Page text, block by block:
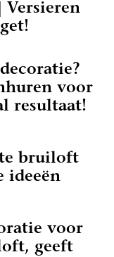
voor
resultaat!
bruiloft
ideeën
voor
geeft